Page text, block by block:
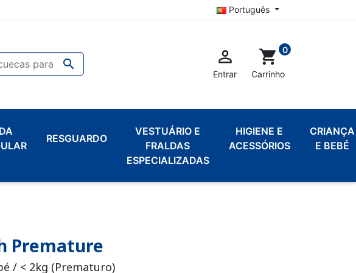
Português
 
Entrar
shopping_cart 0
Carrinho
RESGUARDO
VESTUÁRIO E
FRALDAS
ESPECIALIZADAS
HIGIENE E
ACESSÓRIOS
CRIANÇA
E BEBÉ
Premature
/ < 2kg (Prematuro)